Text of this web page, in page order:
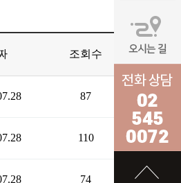
조회수
87
110
74